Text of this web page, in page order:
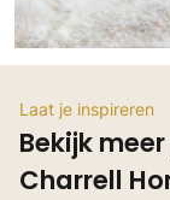
Laat je inspireren
Bekijk
Charrell